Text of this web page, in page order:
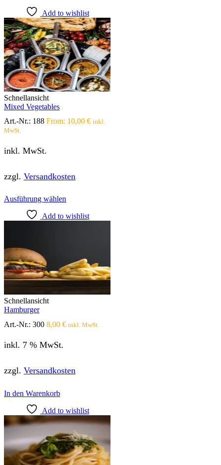
Add to wishlist
Schnellansicht
Mixed Vegetables
Art.-Nr.: 188 From: 10,00 € inkl.
MwSt.
inkl. MwSt.
zzgl. Versandkosten
Ausführung wählen
weist
Optionen
können
auf
Produktseite
Add to wishlist
Schnellansicht
Hamburger
Art.-Nr.: 300 8,00 € inkl. MwSt.
inkl. 7 % MwSt.
zzgl. Versandkosten
In den Warenkorb
Add to wishlist